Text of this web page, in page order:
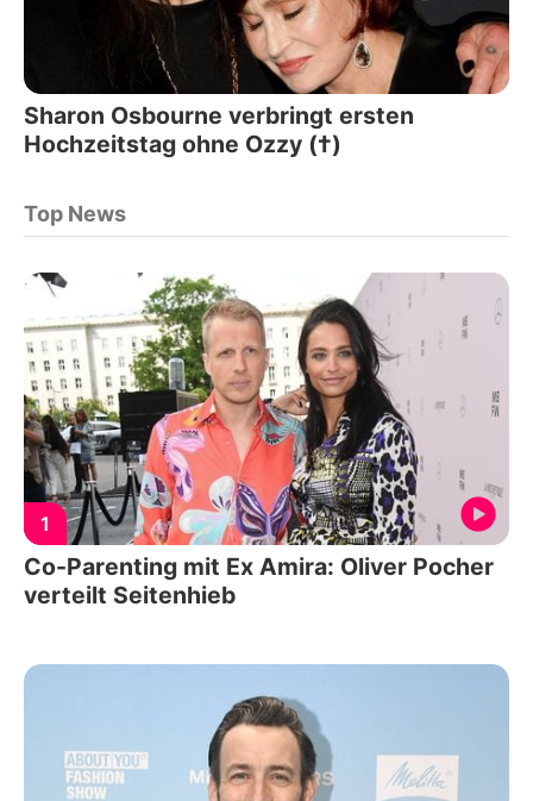
Sharon Osbourne verbringt ersten
Hochzeitstag ohne Ozzy (†)
Top News
1
Co-Parenting mit Ex Amira: Oliver Pocher
verteilt Seitenhieb